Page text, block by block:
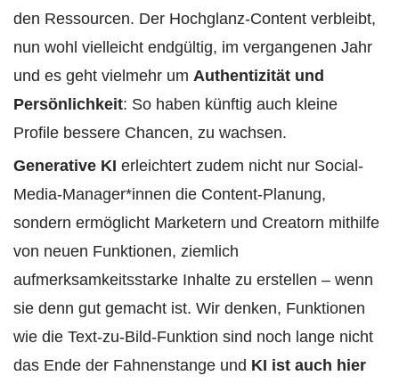
den Ressourcen. Der Hochglanz-Content verbleibt,
nun wohl vielleicht endgültig, im vergangenen Jahr
und es geht vielmehr um Authentizität und
Persönlichkeit: So haben künftig auch kleine
Profile bessere Chancen, zu wachsen.
Generative KI erleichtert zudem nicht nur Social-
Media-Manager*innen die Content-Planung,
sondern ermöglicht Marketern und Creatorn mithilfe
von neuen Funktionen, ziemlich
aufmerksamkeitsstarke Inhalte zu erstellen – wenn
sie denn gut gemacht ist. Wir denken, Funktionen
wie die Text-zu-Bild-Funktion sind noch lange nicht
das Ende der Fahnenstange und KI ist auch hier